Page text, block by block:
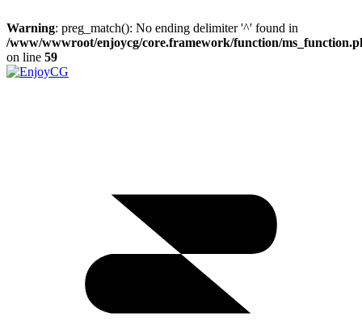
Warning: preg_match(): No ending delimiter '^' found in
/www/wwwroot/enjoycg/core.framework/function/
on line 59